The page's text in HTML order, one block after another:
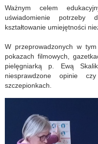
Ważnym celem
uświadomienie
kształtowanie umiejętności
W przeprowadzonych w
pokazach filmowych,
pielęgniarką p. Ewą
niesprawdzone opinie
szczepionkach.